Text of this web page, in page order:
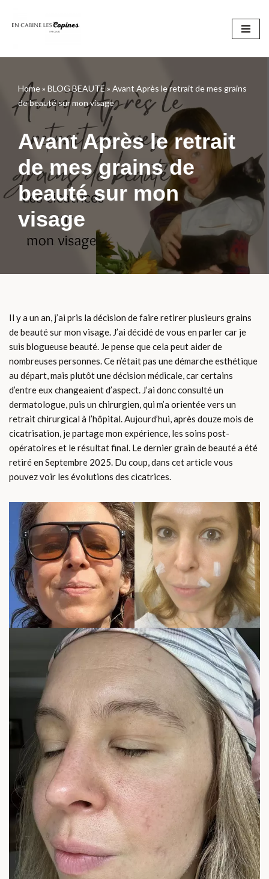
Home» BLOG BEAUTE» Avant Après le retrait de mes grains
de beauté sur mon visage
Avant Après le retrait
de mes grains de
beauté sur mon
visage
Il y a un an, j’ai pris la décision de faire retirer plusieurs grains
de beauté sur mon visage. J’ai décidé de vous en parler car je
suis blogueuse beauté. Je pense que cela peut aider de
nombreuses personnes. Ce n’était pas une démarche esthétique
au départ, mais plutôt une décision médicale, car certains
d’entre eux changeaient d’aspect. J’ai donc consulté un
dermatologue, puis un chirurgien, qui m’a orientée vers un
retrait chirurgical à l’hôpital. Aujourd’hui, après douze mois de
cicatrisation, je partage mon expérience, les soins post-
opératoires et le résultat final. Le dernier grain de beauté a été
retiré en Septembre 2025. Du coup, dans cet article vous
pouvez voir les évolutions des cicatrices.